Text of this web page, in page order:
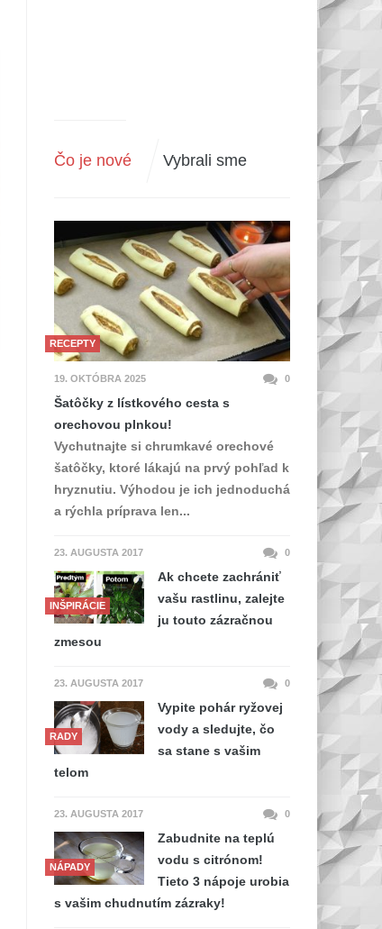
Čo je nové Vybrali sme
RECEPTY
19. OKTÓBRA 2025 0
Šatôčky z lístkového cesta s
orechovou plnkou!
Vychutnajte si chrumkavé orechové
šatôčky, ktoré lákajú na prvý pohľad k
hryznutiu. Výhodou je ich jednoduchá
a rýchla príprava len...
23. AUGUSTA 2017 0
INŠPIRÁCIE
Ak chcete zachrániť
vašu rastlinu, zalejte
ju touto zázračnou
zmesou
23. AUGUSTA 2017 0
RADY
Vypite pohár ryžovej
vody a sledujte, čo
sa stane s vašim
telom
23. AUGUSTA 2017 0
NÁPADY
Zabudnite na teplú
vodu s citrónom!
Tieto 3 nápoje urobia
s vašim chudnutím zázraky!